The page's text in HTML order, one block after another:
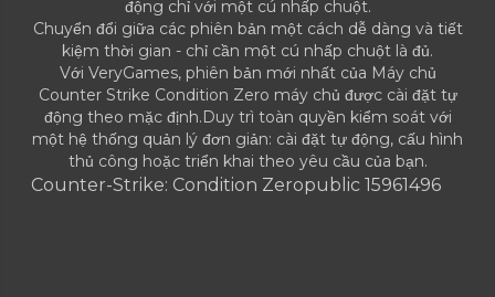
động chỉ với một cú nhấp chuột.
Chuyển đổi giữa các phiên bản một cách dễ dàng và tiết
kiệm thời gian - chỉ cần một cú nhấp chuột là đủ.
Với VeryGames, phiên bản mới nhất của Máy chủ
Counter Strike Condition Zero máy chủ được cài đặt tự
động theo mặc định.Duy trì toàn quyền kiểm soát với
một hệ thống quản lý đơn giản: cài đặt tự động, cấu hình
thủ công hoặc triển khai theo yêu cầu của bạn.
Counter-Strike: Condition Zeropublic 15961496